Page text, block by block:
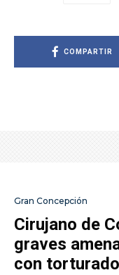
COMPARTIR
Gran Concepción
Cirujano de
graves
con